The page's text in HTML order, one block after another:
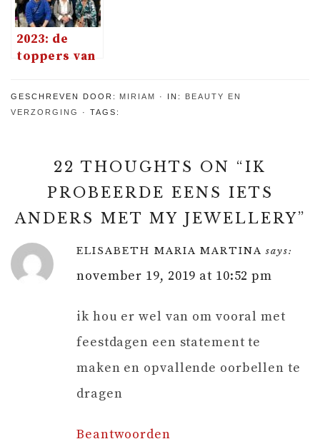
2023: de
toppers van
negenmaandenbeurs
GESCHREVEN DOOR: MIRIAM IN: BEAUTY EN
VERZORGING
TAGS:
22 THOUGHTS ON “IK
PROBEERDE EENS IETS
ANDERS MET MY JEWELLERY”
ELISABETH MARIA MARTINA says:
november 19, 2019 at 10:52 pm
ik hou er wel van om vooral met
feestdagen een statement te
maken en opvallende oorbellen te
dragen
Beantwoorden